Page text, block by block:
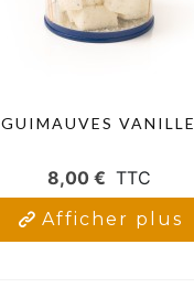
GUIMAUVES VANILLE
8,00 € TTC
Afficher plus